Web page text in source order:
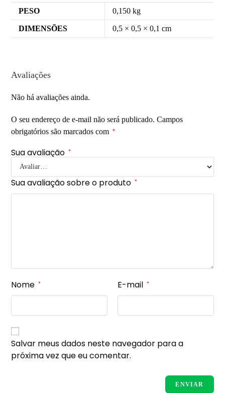
PESO 0,150 kg
DIMENSÕES 0,5 × 0,5 × 0,1 cm
Avaliações
Não há avaliações ainda.
O seu endereço de e-mail não será publicado. Campos
obrigatórios são marcados com
*
Sua avaliação *
Sua avaliação sobre o produto *
Nome * E-mail *
Salvar meus dados neste navegador para a
próxima vez que eu comentar.